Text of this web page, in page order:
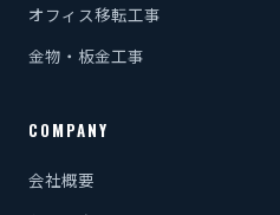
オフィス移転工事
金物・板金工事
COMPANY
会社概要